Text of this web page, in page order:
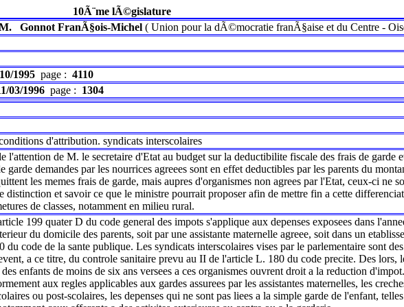
10Ã¨me lÃ©gislature
Gonnot FranÃ§ois-Michel ( Union pour la dÃ©mocratie franÃ§aise et du Centre -
1995 page : 4110
03/1996 page : 1304
d'attribution. syndicats interscolaires
de M. le secretaire d'Etat au budget sur la deductibilite fiscale des frais de garde
garde demandes par les nourrices agreees sont en effet deductibles par les parents du
les memes frais de garde, mais aupres d'organismes non agrees par l'Etat, ceux-ci ne
distinction et savoir ce que le ministre pourrait proposer afin de mettre fin a cette
de classes, notamment en milieu rural.
199 quater D du code general des impots s'applique aux depenses exposees dans
du domicile des parents, soit par une assistante maternelle agreee, soit dans un
code de la sante publique. Les syndicats interscolaires vises par le parlementaire sont
a ce titre, du controle sanitaire prevu au II de l'article L. 180 du code precite. Des lors,
enfants de moins de six ans versees a ces organismes ouvrent droit a la reduction
aux regles applicables aux gardes assurees par les assistantes maternelles, les
ou post-scolaires, les depenses qui ne sont pas liees a la simple garde de l'enfant,